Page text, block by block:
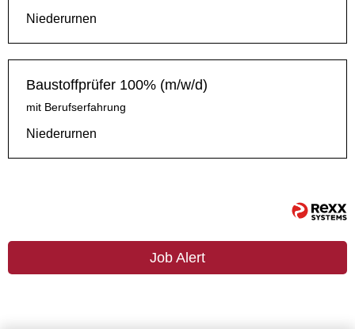
Niederurnen
Baustoffprüfer 100% (m/w/d)
mit Berufserfahrung
Niederurnen
Job Alert